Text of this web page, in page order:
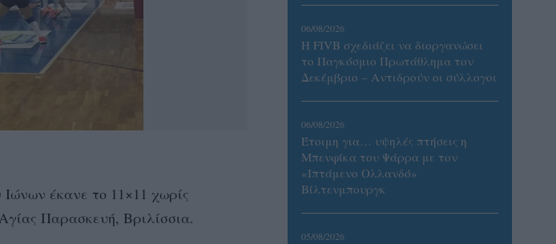
έκανε το 11×11 χωρίς
Παρασκευή, Βριλίσσια.
06/08/2026
Η FIVB σχεδιάζει να διοργανώσει
το Παγκόσμιο Πρωτάθλημα τον
Δεκέμβριο – Αντιδρούν οι σύλλογοι
06/08/2026
Έτοιμη για… υψηλές πτήσεις η
Μπενφίκα του Ψάρρα με τον
«Ιπτάμενο Ολλανδό»
Βίλτενμπουργκ
05/08/2026